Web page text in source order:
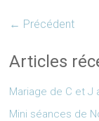
← Précédent
Articles
Mariage de C et J
Mini séances de